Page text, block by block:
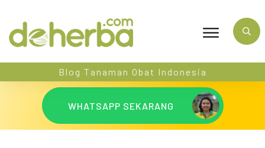
Blog Tanaman Obat Indonesia
WHATSAPP SEKARANG